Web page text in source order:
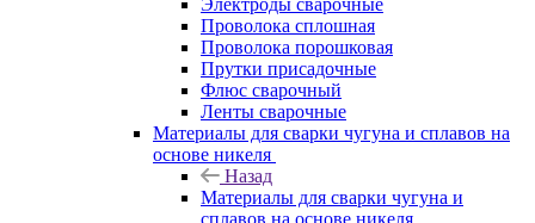
Электроды сварочные
Проволока сплошная
Проволока порошковая
Прутки присадочные
Флюс сварочный
Ленты сварочные
Материалы для сварки чугуна и сплавов на
основе никеля
Назад
Материалы для сварки чугуна и
сплавов на основе никеля